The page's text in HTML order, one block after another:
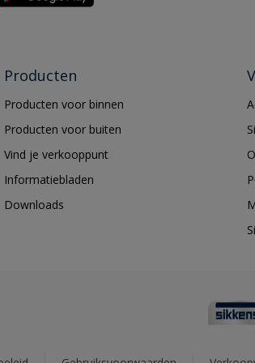
Producten
Producten voor binnen
Producten voor buiten
Vind je verkooppunt
Informatiebladen
Downloads